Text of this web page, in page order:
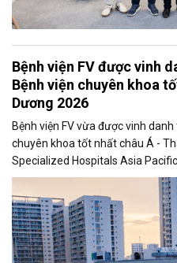
Bệnh viện FV được vinh
Bệnh viện chuyên khoa
Dương 2026
Bệnh viện FV vừa được vinh
chuyên khoa tốt nhất châu Á -
Specialized Hospitals Asia
Newsweek của Mỹ và Công ty
và công bố vào tối 17/6. Đây là
hệ thống đánh giá này, phản ánh
y tế Việt Nam trong các bảng